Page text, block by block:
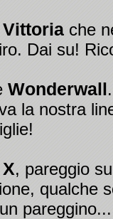
Vittoria che
Dai su!
Wonderwall
la nostra
X, pareggio
qualche
pareggino...